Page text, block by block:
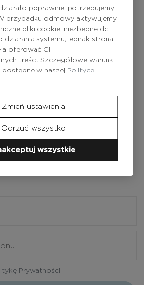
na pierwsze
Prywatności.
poprawnie, potrzebujemy
przypadku odmowy aktywujemy
pliki cookie, niezbędne do
systemu, jednak strona
oferować Ci
treści. Szczegółowe warunki
dostępne w naszej Polityce
Zmień ustawienia
Odrzuć wszystko
wszystkie